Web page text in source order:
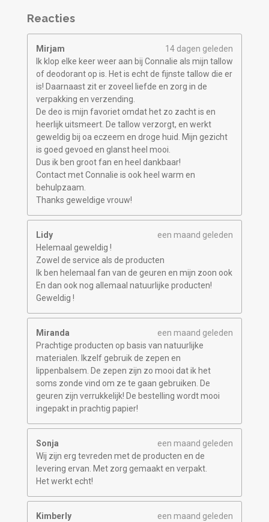
Reacties
Mirjam
14 dagen geleden
Ik klop elke keer weer aan bij Connalie als mijn tallow
of deodorant op is. Het is echt de fijnste tallow die er
is! Daarnaast zit er zoveel liefde en zorg in de
verpakking en verzending.
De deo is mijn favoriet omdat het zo zacht is en
heerlijk uitsmeert. De tallow verzorgt, en werkt
geweldig bij oa eczeem en droge huid. Mijn gezicht
is goed gevoed en glanst heel mooi.
Dus ik ben groot fan en heel dankbaar!
Contact met Connalie is ook heel warm en
behulpzaam.
Thanks geweldige vrouw!
Lidy
een maand geleden
Helemaal geweldig !
Zowel de service als de producten
Ik ben helemaal fan van de geuren en mijn zoon ook
En dan ook nog allemaal natuurlijke producten!
Geweldig !
Miranda
een maand geleden
Prachtige producten op basis van natuurlijke
materialen. Ikzelf gebruik de zepen en
lippenbalsem. De zepen zijn zo mooi dat ik het
soms zonde vind om ze te gaan gebruiken. De
geuren zijn verrukkelijk! De bestelling wordt mooi
ingepakt in prachtig papier!
Sonja
een maand geleden
Wij zijn erg tevreden met de producten en de
levering ervan. Met zorg gemaakt en verpakt.
Het werkt echt!
Kimberly
een maand geleden